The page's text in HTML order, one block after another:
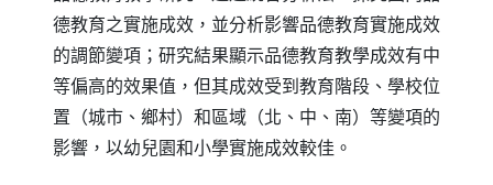
德教育之實施成效，並分析影響品德教育實施成效
的調節變項；研究結果顯示品德教育教學成效有中
等偏高的效果值，但其成效受到教育階段、學校位
置（城市、鄉村）和區域（北、中、南）等變項的
影響，以幼兒園和小學實施成效較佳。